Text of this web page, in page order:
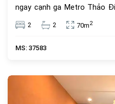
ngay cạnh ga Metro Thảo
22 triệu/tháng.
2 2 70m2
MS: 37583